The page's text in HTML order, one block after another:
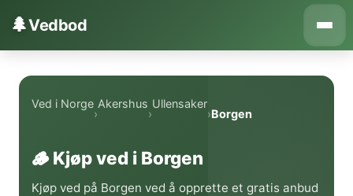
🌲Vedbod
Ved i Norge
›
Akershus
›
Ullensaker
›Borgen
🪵 Kjøp ved i Borgen
Kjøp ved på Borgen ved å opprette et gratis anbud